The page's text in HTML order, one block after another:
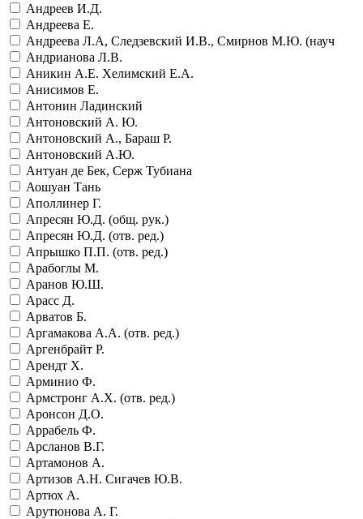
Андреев И.Д.
Андреева Е.
Андреева Л.А, Следзевский И.В., Смирнов М.Ю. (науч
Андрианова Л.В.
Аникин А.Е. Хелимский Е.А.
Анисимов Е.
Антонин Ладинский
Антоновский А. Ю.
Антоновский А., Бараш Р.
Антоновский А.Ю.
Антуан де Бек, Серж Тубиана
Аошуан Тань
Аполлинер Г.
Апресян Ю.Д. (общ. рук.)
Апресян Ю.Д. (отв. ред.)
Апрышко П.П. (отв. ред.)
Арабоглы М.
Аранов Ю.Ш.
Арасс Д.
Арватов Б.
Аргамакова А.А. (отв. ред.)
Аргенбрайт Р.
Арендт Х.
Арминио Ф.
Армстронг А.Х. (отв. ред.)
Аронсон Д.О.
Аррабель Ф.
Арсланов В.Г.
Артамонов А.
Артизов А.Н. Сигачев Ю.В.
Артюх А.
Арутюнова А. Г.